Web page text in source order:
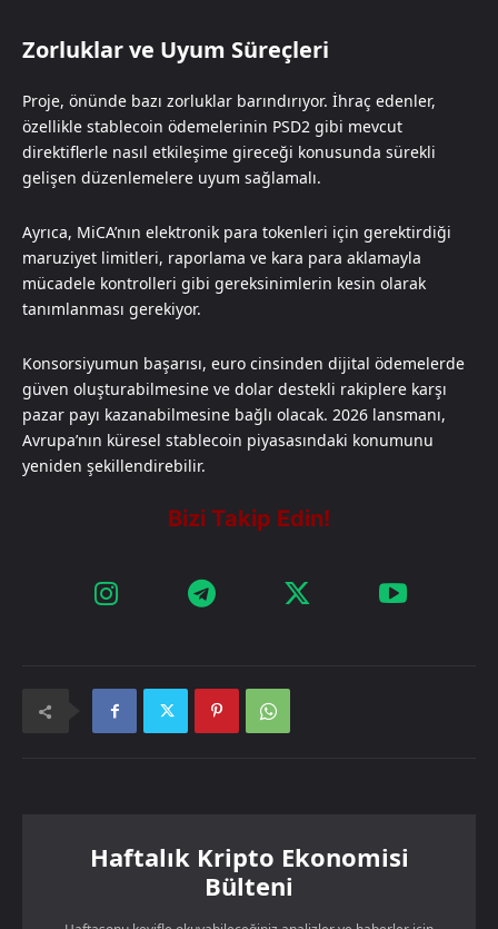
Zorluklar ve Uyum Süreçleri
Proje, önünde bazı zorluklar barındırıyor. İhraç edenler,
özellikle stablecoin ödemelerinin PSD2 gibi mevcut
direktiflerle nasıl etkileşime gireceği konusunda sürekli
gelişen düzenlemelere uyum sağlamalı.
Ayrıca, MiCA’nın elektronik para tokenleri için gerektirdiği
maruziyet limitleri, raporlama ve kara para aklamayla
mücadele kontrolleri gibi gereksinimlerin kesin olarak
tanımlanması gerekiyor.
Konsorsiyumun başarısı, euro cinsinden dijital ödemelerde
güven oluşturabilmesine ve dolar destekli rakiplere karşı
pazar payı kazanabilmesine bağlı olacak. 2026 lansmanı,
Avrupa’nın küresel stablecoin piyasasındaki konumunu
yeniden şekillendirebilir.
Haftalık Kripto Ekonomisi
Bülteni